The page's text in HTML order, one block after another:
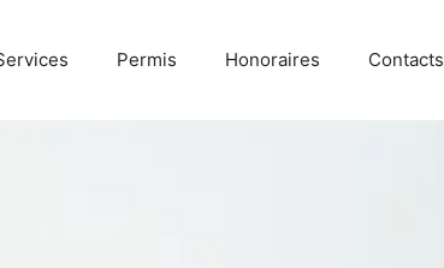
Permis Honoraires Contacts